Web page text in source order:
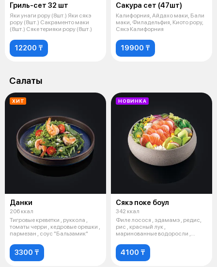
Гриль-сет 32 шт
Яки унаги рору (8шт.) Яки сякэ
рору (8шт.) Сакраменто маки
(8шт.) Сяке терияки рору (8шт.)
12200 ₸
Сакура сет (47шт)
Калифорния, Айдахо маки, Бали
маки, Филадельфия, Киото рору,
Сякэ Калифорния
19900 ₸
Салаты
ХИТ
Данки
206 ккал
Тигровые креветки , руккола ,
томаты черри , кедровые орешки ,
пармезан , соус "Бальзамик"
3300 ₸
НОВИНКА
Сякэ поке боул
342 ккал
Филе лосося , эдамамэ , редис,
рис , красный лук ,
маринованные водоросли ,
4100 ₸